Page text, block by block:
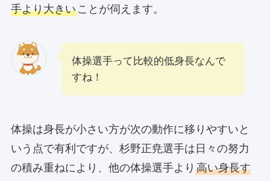
手より大きいことが伺えます。
体操選手って比較的低身長なんで
すね！
体操は身長が小さい方が次の動作に移りやすいと
いう点で有利ですが、杉野正尭選手は日々の努力
の積み重ねにより、他の体操選手より 高い身長す